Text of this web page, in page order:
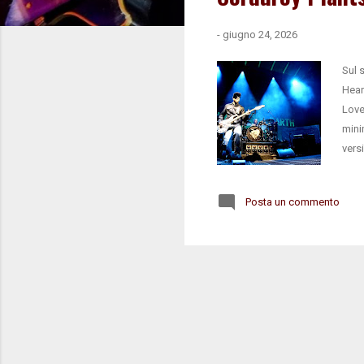
- giugno 24, 2026
Sul
Posta un commento